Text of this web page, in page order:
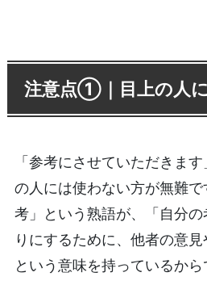
注意点①｜目上の人
「参考にさせていただきま
の人には使わない方が無難
考」という熟語が、「自分
りにするために、他者の意見
という意味を持っているから